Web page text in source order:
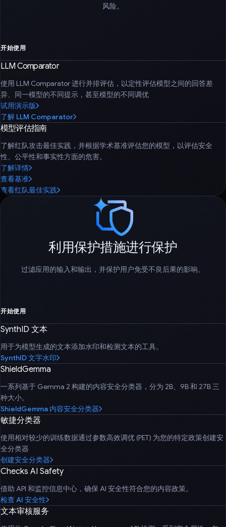
风险。
开始使用
LLM Comparator
使用 LLM Comparator 进行并排评估，以定性评估模型之间的回答差
异、同一模型的不同提示，甚至模型的不同调优
试用演示版
了解 LLM Comparator
模型评估指南
了解红队攻击最佳实践，并根据学术基准评估您的模型，以评估安全
性、公平性和事实性方面的危害。
了解详情
查看基准
查看红队最佳实践
利用保护措施进行保护
过滤应用的输入和输出，并保护用户免受不良后果的影响。
开始使用
SynthID 文本
用于为模型生成的文本添加水印和检测文本的工具。
SynthID 文字水印
ShieldGemma
一系列基于 Gemma 2 构建的内容安全分类器，分为 2B、9B 和 27B 三
种大小。
ShieldGemma 内容安全分类器
敏捷分类器
使用相对较少的训练数据通过参数高效调优 (PET) 为您的特定政策创建安
全分类器
创建安全分类器
Checks AI Safety
借助 API 和监控信息中心，确保 AI 安全性符合您的内容政策。
检查 AI 安全性
文本审核服务